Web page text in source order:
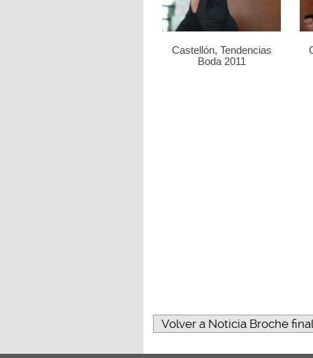
Castellón, Tendencias
Boda 2011
Volver a Noticia Broche